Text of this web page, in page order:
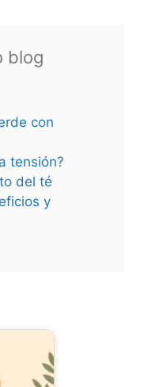
blog
con
tensión?
del té
y